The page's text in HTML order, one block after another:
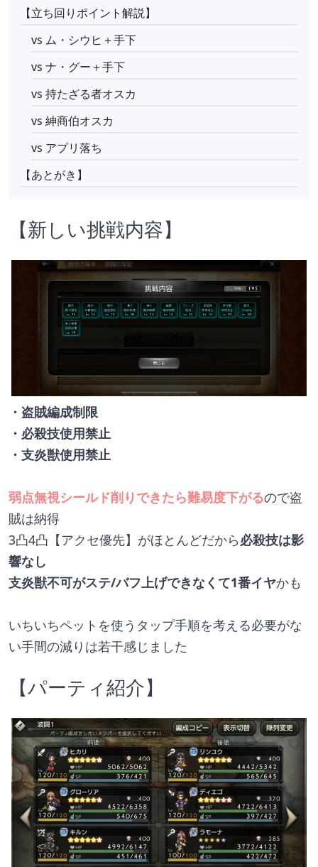
【立ち回りポイント解説】
vs ム・シウヒ＋手下
vs ナ・グー＋手下
vs 持たざる者オスカ
vs 紳商伯オスカ
vs アプリ落ち
【あとがき】
【新しい挑戦内容】
・盗賊編成制限
・必殺技使用禁止
・支炎獣使用禁止
弱点無視シールド削りできたら難易度下がるので盗
賊は納得
3凸4凸【アクセ優先】がほとんどだから必殺技は影
響なし
支炎獣不可がステ/バフ上げできなくて1番イヤかも
いちいちペットを使うタップ手順を考える必要がな
い手間の減りは若干感じました
【パーティ紹介】